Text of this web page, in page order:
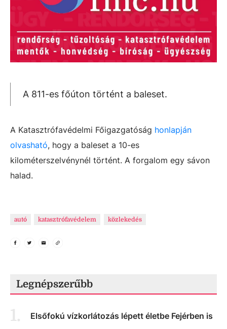
A 811-es főúton történt a baleset.
A Katasztrófavédelmi Főigazgatóság honlapján
olvasható, hogy a baleset a 10-es
kilométerszelvénynél történt. A forgalom egy sávon
halad.
autó katasztrófavédelem közlekedés
Legnépszerűbb
1. Elsőfokú vízkorlátozás lépett életbe Fejérben is